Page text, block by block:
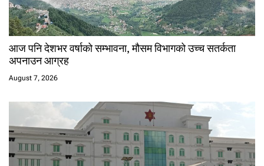
आज पनि देशभर वर्षाको सम्भावना, मौसम विभागको उच्च सतर्कता
अपनाउन आग्रह
August 7, 2026